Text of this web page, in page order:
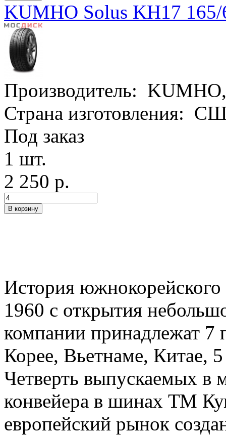
KUMHO Solus KH17
Производитель: KUMHO,
Страна изготовления:
Под заказ
1 шт.
2 250 р.
История южнокорейского
1960 с открытия
компании принадлежат 7
Корее, Вьетнаме, Китае, 5
Четверть выпускаемых в
конвейера в шинах ТМ
европейский рынок